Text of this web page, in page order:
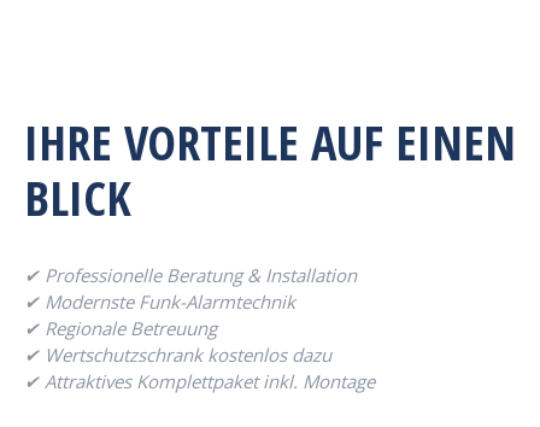
IHRE VORTEILE AUF EINEN
BLICK
✔ Professionelle Beratung & Installation
✔ Modernste Funk-Alarmtechnik
✔ Regionale Betreuung
✔ Wertschutzschrank kostenlos dazu
✔ Attraktives Komplettpaket inkl. Montage